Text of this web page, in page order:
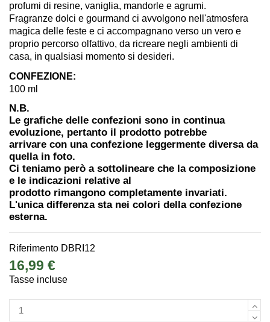
profumi di resine, vaniglia, mandorle e agrumi.
Fragranze dolci e gourmand ci avvolgono nell'atmosfera
magica delle feste e ci accompagnano verso un vero e
proprio percorso olfattivo, da ricreare negli ambienti di
casa, in qualsiasi momento si desideri.
CONFEZIONE:
100 ml
N.B.
Le grafiche delle confezioni sono in continua
evoluzione, pertanto il prodotto potrebbe
arrivare con una confezione leggermente diversa da
quella in foto.
Ci teniamo però a sottolineare che la composizione
e le indicazioni relative al
prodotto rimangono completamente invariati.
L'unica differenza sta nei colori della confezione
esterna.
Riferimento DBRI12
16,99 €
Tasse incluse